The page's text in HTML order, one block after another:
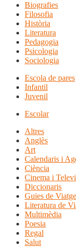
Biografies
Filosofia
Història
Literatura
Pedagogia
Psicologia
Sociologia
Escola de pares
Infantil
Juvenil
Escolar
Altres
Anglès
Art
Calendaris i
Ciència
Cinema i
Diccionaris
Guies de Viatge
Literatura de
Multimèdia
Poesia
Regal
Salut